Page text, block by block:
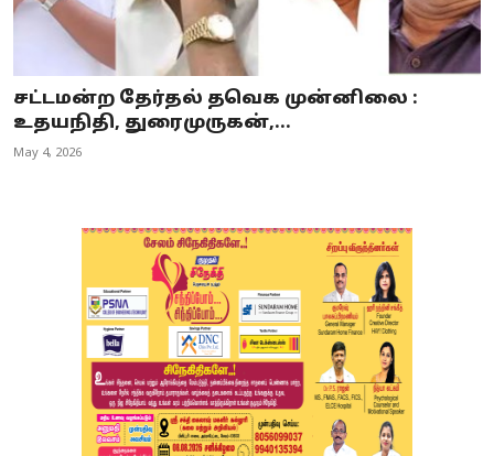
சட்டமன்ற தேர்தல் தவெக முன்னிலை :
உதயநிதி, துரைமுருகன்,...
May 4, 2026